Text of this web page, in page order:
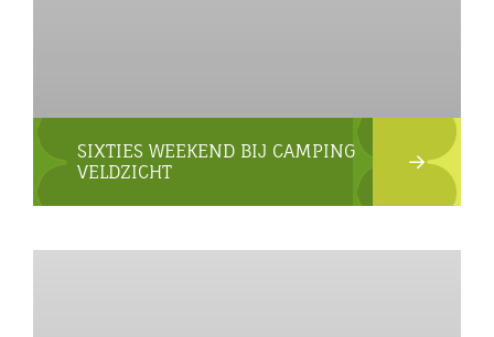
SIXTIES WEEKEND BIJ CAMPING
VELDZICHT